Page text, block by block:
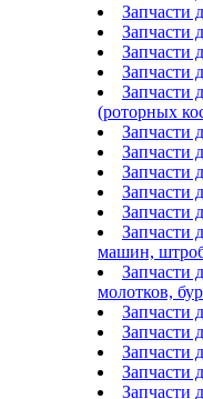
Запчасти
Запчасти
Запчасти
Запчасти
Запчасти
(роторных
Запчасти
Запчасти
Запчасти
Запчасти
Запчасти
Запчасти
машин,
Запчасти
молотков,
Запчасти
Запчасти
Запчасти
Запчасти
Запчасти